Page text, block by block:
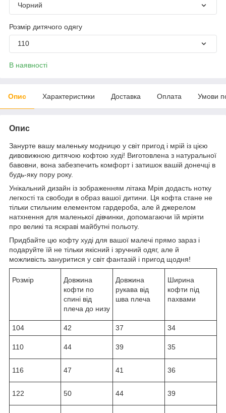
Чорний
Розмір дитячого одягу
110
В наявності
Опис Характеристики Доставка Оплата Умови
Опис
Занурте вашу маленьку модницю у світ пригод і мрій із цією
дивовижною дитячою кофтою худі! Виготовлена з натуральної
бавовни, вона забезпечить комфорт і затишок вашій донечці в
будь-яку пору року.
Унікальний дизайн із зображенням літака Мрія додасть нотку
легкості та свободи в образ вашої дитини. Ця кофта стане не
тільки стильним елементом гардероба, але й джерелом
натхнення для маленької дівчинки, допомагаючи їй мріяти
про великі та яскраві майбутні польоту.
Придбайте цю кофту худі для вашої малечі прямо зараз і
подаруйте їй не тільки якісний і зручний одяг, але й
можливість зануритися у світ фантазій і пригод щодня!
Розмір
Довжина
кофти по
спині від
плеча до низу
Довжина
рукава від
шва плеча
Ширина
кофти під
пахвами
104 42 37 34
110 44 39 35
116 47 41 36
122 50 44 39